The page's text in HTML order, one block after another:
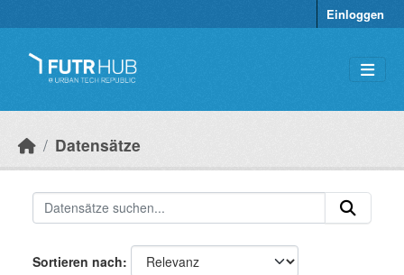
Einloggen
Datensätze
Sortieren nach